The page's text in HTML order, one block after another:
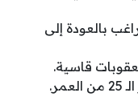
بالعودة إلى
قاسية.